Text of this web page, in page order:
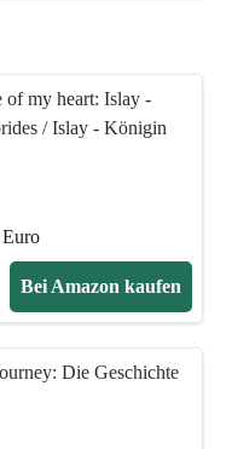
of my heart: Islay -
/ Islay - Königin
Bei Amazon kaufen
Die Geschichte